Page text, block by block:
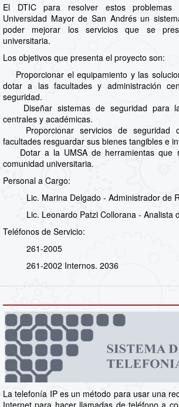
El DTIC para resolver estos
Universidad Mayor de San Andrés un
poder mejorar los servicios que se
universitaria.
Los objetivos que presenta el proyecto son:
Proporcionar el equipamiento y las
dotar a las facultades y administración
seguridad.
Diseñar sistemas de seguridad para
centrales y académicas.
Proporcionar servicios de seguridad
facultades resguardar sus bienes tangibles e
Dotar a la UMSA de herramientas que
comunidad universitaria.
Personal a Cargo:
Lic. Marina Delgado - Administrador de
Lic. Leonardo Patzi Collorana - Analista
Teléfonos de Servicio:
261-2005
261-2002 Internos. 2036
La telefonía IP es un método para usar una